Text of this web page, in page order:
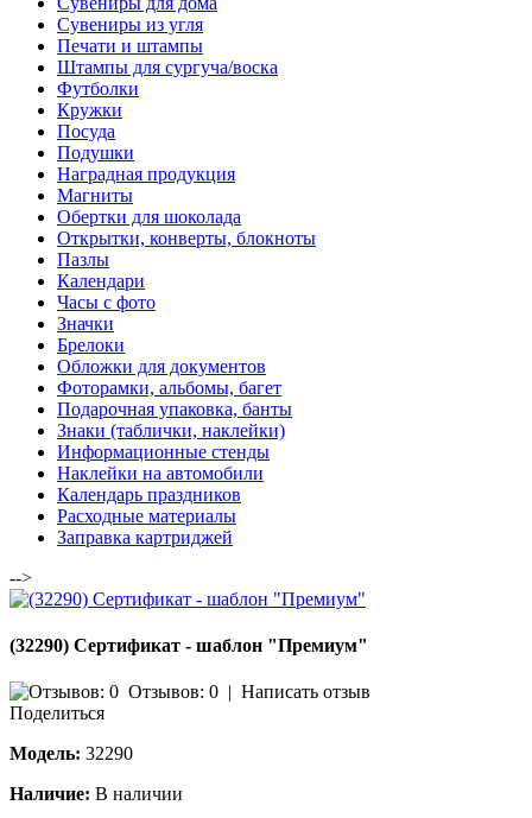
Сувениры из угля
Печати и штампы
Штампы для сургуча/воска
Футболки
Кружки
Посуда
Подушки
Наградная продукция
Магниты
Обертки для шоколада
Открытки, конверты, блокноты
Пазлы
Календари
Часы с фото
Значки
Брелоки
Обложки для документов
Фоторамки, альбомы, багет
Подарочная упаковка, банты
Знаки (таблички, наклейки)
Информационные стенды
Наклейки на автомобили
Календарь праздников
Расходные материалы
Заправка картриджей
-->
(32290) Сертификат - шаблон "Премиум"
Отзывов: 0 | Написать отзыв
Поделиться
Модель: 32290
Наличие: В наличии